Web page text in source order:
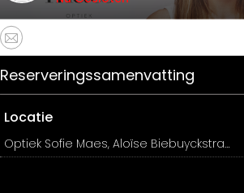
Reserveringssamenvatting
Locatie
Optiek Sofie Maes, Aloïse Biebuyckstraat 1, Sint-Eloois-Vijve